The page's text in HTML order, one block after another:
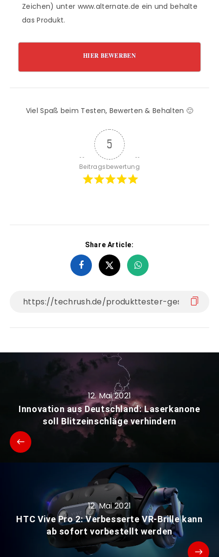
Zeichen) unter www.alternate.de ein und behalte
das Produkt.
HIER BEWERBEN
Viel Spaß beim Testen, Bewerten & Behalten 🙂
5
Beitragsbewertung
Share Article:
12. Mai 2021
Innovation aus Deutschland: Laserkanone
soll Blitzeinschläge verhindern
12. Mai 2021
HTC Vive Pro 2: Verbesserte VR-Brille kann
ab sofort vorbestellt werden